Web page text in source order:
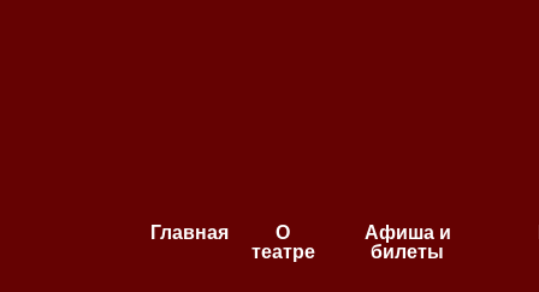
Главная
О
театре
Афиша и
билеты